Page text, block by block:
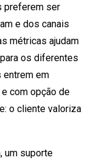
preferem ser
e dos canais
métricas ajudam
os diferentes
em
com opção de
o cliente valoriza
um suporte